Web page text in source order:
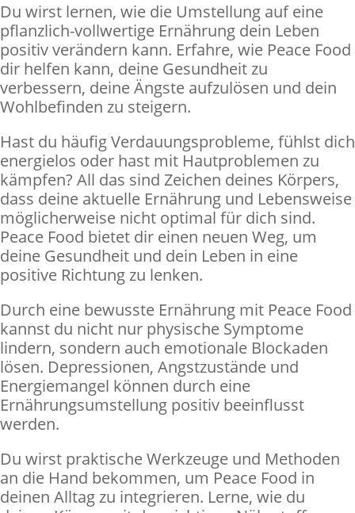
Du wirst lernen, wie die Umstellung auf eine
pflanzlich-vollwertige Ernährung dein Leben
positiv verändern kann. Erfahre, wie Peace Food
dir helfen kann, deine Gesundheit zu
verbessern, deine Ängste aufzulösen und dein
Wohlbefinden zu steigern.
Hast du häufig Verdauungsprobleme, fühlst dich
energielos oder hast mit Hautproblemen zu
kämpfen? All das sind Zeichen deines Körpers,
dass deine aktuelle Ernährung und Lebensweise
möglicherweise nicht optimal für dich sind.
Peace Food bietet dir einen neuen Weg, um
deine Gesundheit und dein Leben in eine
positive Richtung zu lenken.
Durch eine bewusste Ernährung mit Peace Food
kannst du nicht nur physische Symptome
lindern, sondern auch emotionale Blockaden
lösen. Depressionen, Angstzustände und
Energiemangel können durch eine
Ernährungsumstellung positiv beeinflusst
werden.
Du wirst praktische Werkzeuge und Methoden
an die Hand bekommen, um Peace Food in
deinen Alltag zu integrieren. Lerne, wie du